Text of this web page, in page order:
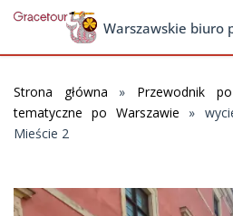
Skip to contentWarszawskie biuro
Strona główna » Przewodnik
tematyczne po Warszawie »
Mieście 2